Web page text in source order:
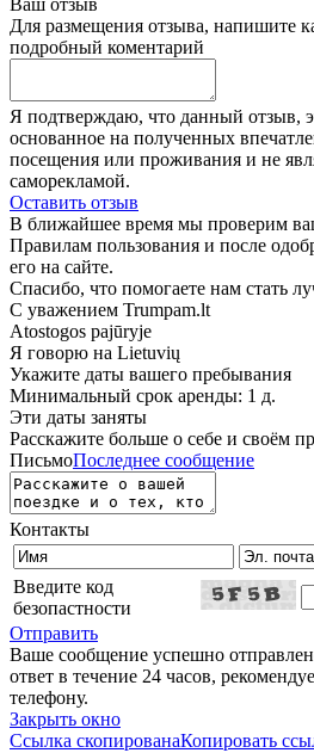
Ваш отзыв
Для размещения отзыва, напишите
подробный коментарий
Я подтверждаю, что данный отзыв,
основанное на полученных
посещения или проживания и не
саморекламой.
Оставить отзыв
В ближайшее время мы проверим
Правилам пользования и после
его на сайте.
Спасибо, что помогаете нам стать
С уважением Trumpam.lt
Atostogos pajūryje
Я говорю на Lietuvių
Укажите даты вашего пребывания
Минимальный срок аренды: 1 д.
Эти даты заняты
Расскажите больше о себе и своём
ПисьмоПоследнее сообщение
Контакты
Введите код
безопастности
Отправить
Ваше сообщение успешно
ответ в течение 24 часов,
телефону.
Закрыть окно
Ссылка скопированаКопировать